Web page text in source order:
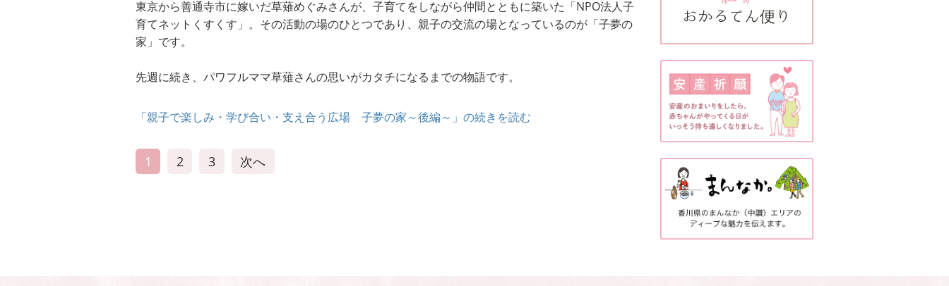
東京から善通寺市に嫁いだ草薙めぐみさんが、子育てをしながら仲間とともに築いた「NPO法人子
育てネットくすくす」。その活動の場のひとつであり、親子の交流の場となっているのが「子夢の
家」です。
先週に続き、パワフルママ草薙さんの思いがカタチになるまでの物語です。
「親子で楽しみ・学び合い・支え合う広場 子夢の家～後編～」の続きを読む
1 2 3 次へ
おかるてん便り